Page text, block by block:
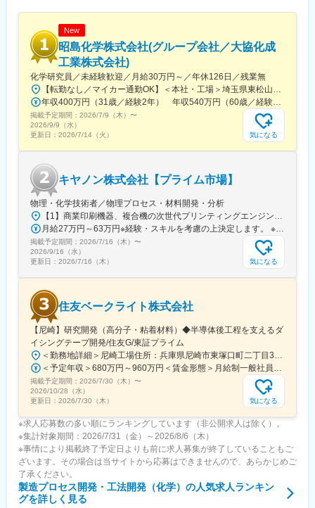
【エンジニアとしてのキャリアアップ】
取引社数700社以上であり、上流工程にも携われます。様々のな
大手企業の最先端プロジェクトに携わることができるので、製
品・分野の垣根を越えて、知識や経験を重ねることができます。
【幅広いキャリアプラン】
エンジニアサポートシステム(ESS)が確立しており、専任のキャリ
ア担当や先輩と現状・未来の話ができます。継続的な研修・支援
制度があるので自分のキャリアにあった派遣先を選定することが
できます。キャリアパスに関しても志向を考慮し、エンジニアス
【長期就業のための手厚いサポート】
年休120日以上/月残業20h想定/有給取得率74％/男性の育児・看護
休暇も運用実績あり/子ども手当(18歳まで月1万円)/育児休暇取得
率100％(※くるみんマーク取得企業)/育児休暇からの復帰率92％
変更の範囲：会社の定める業務
New
昭島化学株式会社(グループ会社／大協化成
工業株式会社)
化学研究員／未経験歓迎／月給30万円～／年休126日／残業無
【転勤なし／マイカー通勤OK】＜本社・工場＞埼玉県東松山市新郷88-6※勤務地の受動喫煙対策：あり
年収400万円（31歳／経験2年） 年収540万円（60歳／経験9年）
掲載予定期間： 2026/7/9（木） 〜
2026/9/9（水）
更新日： 2026/7/14（火） 気になる
キヤノン株式会社【プライム市場】
物理・化学技術者／物理プロセス・材料開発・分析
【1】商業印刷機器、複合機の次世代プリンティングエンジンのデザイン・取手事業所／茨城県取手市白山7-5-1【2】インクジェットプリンターのプリンティングエンジンのデザイン【3】インクジェット用インク設計・材料合成・量産・矢向事業所／神奈川県川崎市幸区塚越3-451【4】光学システム開発（半導体露光装置・FPD露光装置）【5】物理プロセス開発・化学分析（半導体露光装置・FPD露光装置） ・宇都宮事業所／栃木県宇都宮市清原工業団地20-2※一部、社内規定内で自動車通勤可★受動喫煙対策：敷地内全面禁煙
月給27万円～63万円※経験・スキルを考慮の上決定します。 ※時間外労働手当は別途支給します。
掲載予定期間： 2026/7/16（木） 〜
2026/9/16（水）
更新日： 2026/7/16（木） 気になる
住友ベークライト株式会社
【尼崎】研究開発（高分子・粘着材料）◆半導体後工程を支えるダ
イシングテープ開発/住友G/東証プライム
＜勤務地詳細＞尼崎工場住所：兵庫県尼崎市東塚口町二丁目3番47号 勤務地最寄駅：阪急神戸線／塚口駅受動喫煙対策：敷地内喫煙可能場所あり変更の範囲：会社の定める事業所（リモートワーク含む）
＜予定年収＞680万円～960万円＜賃金形態＞月給制一般社員のみ残業手当を支給＜賃金内訳＞月額（基本給）：390,000円～490,000円＜月給＞390,000円～490,000円＜昇給有無＞有＜残業手当＞有＜給与補足＞■あくまで想定年収になり、保証の限りではございません。ご本人様のスキル・経験に応じて当社規定により決定いたします。■各種諸手当、福利厚生は別途欄をご参照ください。賃金はあくまでも目安の金額であり、選考を通じて上下する可能性があります。月給(月額)は固定手当を含めた表記です。
掲載予定期間： 2026/7/30（木） 〜
2026/10/28（水）
更新日： 2026/7/30（木） 気になる
※求人応募数の多い順にランキングしています（非公開求人は除く）。
※集計対象期間：2026/7/31（金）～2026/8/6（木）
※事情により掲載終了予定日よりも前に求人募集が終了していることもご
ざいます。その場合は当サイトから応募はできませんので、あらかじめご
了承ください。
製造プロセス開発・工法開発（化学） の人気求人ランキン
グを詳しく見る